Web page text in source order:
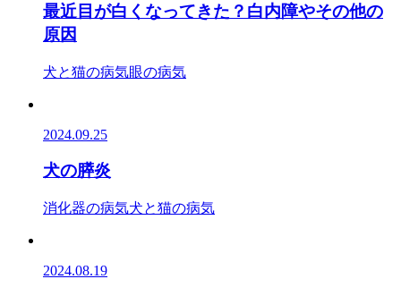
最近目が白くなってきた？白内障やその他の
原因
犬と猫の病気眼の病気
2024.09.25
犬の膵炎
消化器の病気犬と猫の病気
2024.08.19